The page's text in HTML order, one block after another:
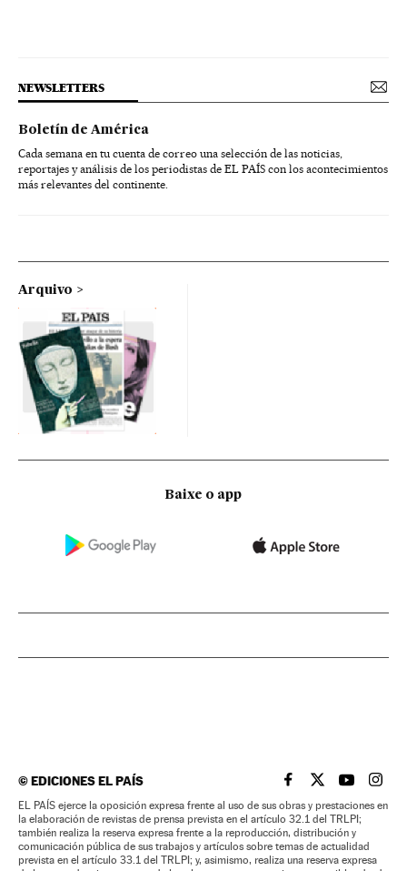
NEWSLETTERS
Boletín de América
Cada semana en tu cuenta de correo una selección de las noticias,
reportajes y análisis de los periodistas de EL PAÍS con los acontecimientos
más relevantes del continente.
Arquivo
Baixe o app
©EDICIONES EL PAÍS EL PAÍS BRASIL EN
EL PAÍSEL PAÍS
EL
EL PAÍS ejerce la oposición expresa frente al uso de sus obras y prestaciones en
la elaboración de revistas de prensa prevista en el artículo 32.1 del TRLPI;
también realiza la reserva expresa frente a la reproducción, distribución y
comunicación pública de sus trabajos y artículos sobre temas de actualidad
prevista en el artículo 33.1 del TRLPI; y, asimismo, realiza una reserva expresa